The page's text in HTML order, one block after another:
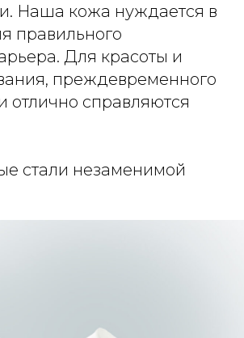
Наша кожа нуждается в
правильного
Для красоты и
преждевременного
отлично справляются
стали незаменимой